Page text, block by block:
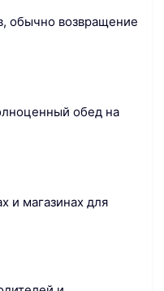
обычно возвращение
обед на
и магазинах для